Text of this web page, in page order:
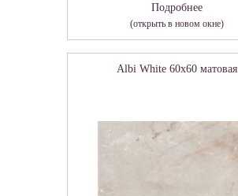
Подробнее
(открыть в новом окне)
Albi White 60х60 матовая